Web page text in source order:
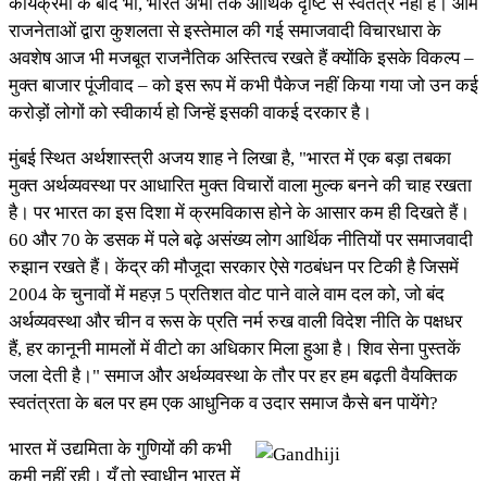
राजनेताओं द्वारा कुशलता से इस्तेमाल की गई समाजवादी विचारधारा के
अवशेष आज भी मजबूत राजनैतिक अस्तित्व रखते हैं क्योंकि इसके विकल्प –
मुक्त बाजार पूंजीवाद – को इस रूप में कभी पैकेज नहीं किया गया जो उन कई
करोड़ों लोगों को स्वीकार्य हो जिन्हें इसकी वाकई दरकार है।
मुंबई स्थित अर्थशास्त्री अजय शाह ने लिखा है, "भारत में एक बड़ा तबका
मुक्त अर्थव्यवस्था पर आधारित मुक्त विचारों वाला मुल्क बनने की चाह रखता
है। पर भारत का इस दिशा में क्रमविकास होने के आसार कम ही दिखते हैं।
60 और 70 के डसक में पले बढ़े असंख्य लोग आर्थिक नीतियों पर समाजवादी
रुझान रखते हैं। केंद्र की मौजूदा सरकार ऐसे गठबंधन पर टिकी है जिसमें
2004 के चुनावों में महज़ 5 प्रतिशत वोट पाने वाले वाम दल को, जो बंद
अर्थव्यवस्था और चीन व रूस के प्रति नर्म रुख वाली विदेश नीति के पक्षधर
हैं, हर कानूनी मामलों में वीटो का अधिकार मिला हुआ है। शिव सेना पुस्तकें
जला देती है।" समाज और अर्थव्यवस्था के तौर पर हर हम बढ़ती वैयक्तिक
स्वतंत्रता के बल पर हम एक आधुनिक व उदार समाज कैसे बन पायेंगे?
भारत में उद्यमिता के गुणियों की कभी
कमी नहीं रही। यूँ तो स्वाधीन भारत में